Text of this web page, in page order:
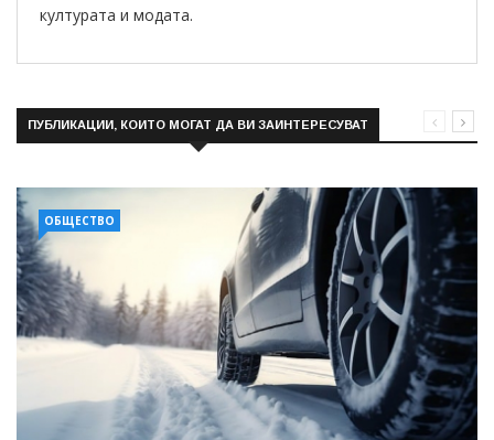
културата и модата.
ПУБЛИКАЦИИ, КОИТО МОГАТ ДА ВИ ЗАИНТЕРЕСУВАТ
ОБЩЕСТВО